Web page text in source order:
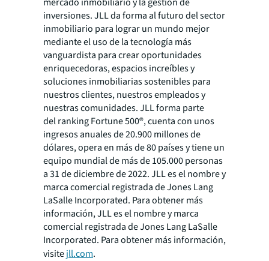
inversiones. JLL da forma al futuro del sector
inmobiliario para lograr un mundo mejor
mediante el uso de la tecnología más
vanguardista para crear oportunidades
enriquecedoras, espacios increíbles y
soluciones inmobiliarias sostenibles para
nuestros clientes, nuestros empleados y
nuestras comunidades. JLL forma parte
delrankingFortune 500®, cuenta con unos
ingresos anuales de 20.900 millones de
dólares, opera en más de 80 países y tiene un
equipo mundial de más de 105.000 personas
a 31 de diciembre de 2022. JLL es el nombre y
marca comercial registrada de Jones Lang
LaSalle Incorporated. Para obtener más
información, JLL es el nombre y marca
comercial registrada de Jones Lang LaSalle
Incorporated. Para obtener más información,
visitejll.com.